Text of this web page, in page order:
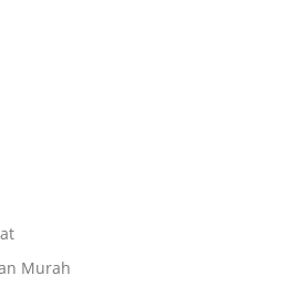
Murah